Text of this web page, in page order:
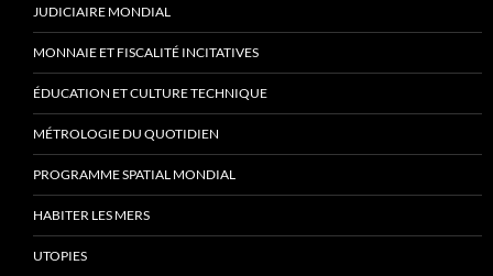
JUDICIAIRE MONDIAL
MONNAIE ET FISCALITÉ INCITATIVES
ÉDUCATION ET CULTURE TECHNIQUE
MÉTROLOGIE DU QUOTIDIEN
PROGRAMME SPATIAL MONDIAL
HABITER LES MERS
UTOPIES